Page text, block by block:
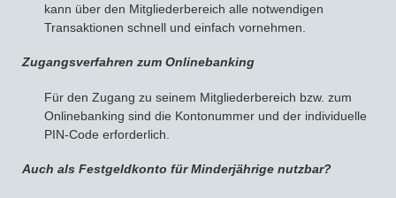
kann über den Mitgliederbereich alle notwendigen
Transaktionen schnell und einfach vornehmen.
Zugangsverfahren zum Onlinebanking
Für den Zugang zu seinem Mitgliederbereich bzw. zum
Onlinebanking sind die Kontonummer und der individuelle
PIN-Code erforderlich.
Auch als Festgeldkonto für Minderjährige nutzbar?